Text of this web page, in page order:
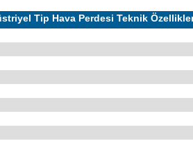
Tip Hava Perdesi Teknik